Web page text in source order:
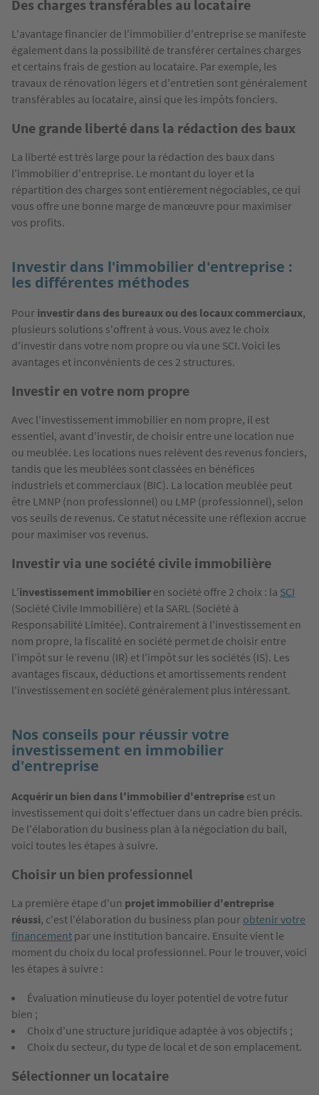
Des charges transférables au locataire
L'avantage financier de l'immobilier d'entreprise se manifeste
également dans la possibilité de transférer certaines charges
et certains frais de gestion au locataire. Par exemple, les
travaux de rénovation légers et d'entretien sont généralement
transférables au locataire, ainsi que les impôts fonciers.
Une grande liberté dans la rédaction des baux
La liberté est très large pour la rédaction des baux dans
l'immobilier d'entreprise. Le montant du loyer et la
répartition des charges sont entièrement négociables, ce qui
vous offre une bonne marge de manœuvre pour maximiser
vos profits.
Investir dans l'immobilier d'entreprise :
les différentes méthodes
Pour investir dans des bureaux ou des locaux commerciaux,
plusieurs solutions s'offrent à vous. Vous avez le choix
d'investir dans votre nom propre ou via une SCI. Voici les
avantages et inconvénients de ces 2 structures.
Investir en votre nom propre
Avec l'investissement immobilier en nom propre, il est
essentiel, avant d'investir, de choisir entre une location nue
ou meublée. Les locations nues relèvent des revenus fonciers,
tandis que les meublées sont classées en bénéfices
industriels et commerciaux (BIC). La location meublée peut
être LMNP (non professionnel) ou LMP (professionnel), selon
vos seuils de revenus. Ce statut nécessite une réflexion accrue
pour maximiser vos revenus.
Investir via une société civile immobilière
L'investissement immobilier en société offre 2 choix : la SCI
(Société Civile Immobilière) et la SARL (Société à
Responsabilité Limitée). Contrairement à l'investissement en
nom propre, la fiscalité en société permet de choisir entre
l'impôt sur le revenu (IR) et l'impôt sur les sociétés (IS). Les
avantages fiscaux, déductions et amortissements rendent
l'investissement en société généralement plus intéressant.
Nos conseils pour réussir votre
investissement en immobilier
d'entreprise
Acquérir un bien dans l'immobilier d'entreprise est un
investissement qui doit s'effectuer dans un cadre bien précis.
De l'élaboration du business plan à la négociation du bail,
voici toutes les étapes à suivre.
Choisir un bien professionnel
La première étape d'un projet immobilier d'entreprise
réussi, c'est l'élaboration du business plan pour obtenir votre
financement par une institution bancaire. Ensuite vient le
moment du choix du local professionnel. Pour le trouver, voici
les étapes à suivre :
Évaluation minutieuse du loyer potentiel de votre futur
bien ;
Choix d'une structure juridique adaptée à vos objectifs ;
Choix du secteur, du type de local et de son emplacement.
Sélectionner un locataire